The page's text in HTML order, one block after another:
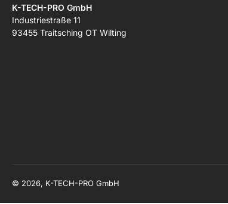
K-TECH-PRO GmbH
Industriestraße 11
93455 Traitsching OT Wilting
© 2026, K-TECH-PRO GmbH